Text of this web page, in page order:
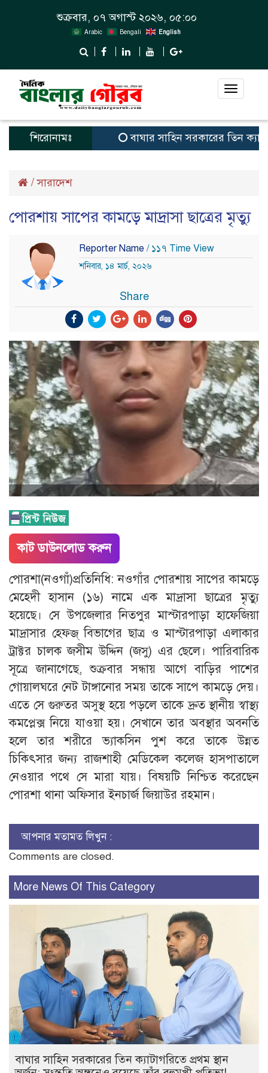
শুক্রবার, ০৭ অগাস্ট ২০২৬, ০৫:০০
Arabic Bengali English
Toggle
শিরোনামঃ বাঘার সাহিন সরকারের তিন
/সারাদেশ
পোরশায় সাপের কামড়ে মাদ্রাসা ছাত্রের মৃত্যু
Reporter Name / ১১৭ Time View
শনিবার, ১৪ মার্চ, ২০২৬
Share
কাট ডাউনলোড করুন
পোরশা(নওগাঁ)প্রতিনিধি: নওগাঁর পোরশায় সাপের কামড়ে
মেহেদী হাসান (১৬) নামে এক মাদ্রাসা ছাত্রের মৃত্যু
হয়েছে। সে উপজেলার নিতপুর মাস্টারপাড়া হাফেজিয়া
মাদ্রাসার হেফজ্ বিভাগের ছাত্র ও মাস্টারপাড়া এলাকার
ট্রাক্টর চালক জসীম উদ্দিন (জসু) এর ছেলে। পারিবারিক
সূত্রে জানাগেছে, শুক্রবার সন্ধায় আগে বাড়ির পাশের
গোয়ালঘরে নেট টাঙ্গানোর সময় তাকে সাপে কামড়ে দেয়।
এতে সে গুরুতর অসুস্থ হয়ে পড়লে তাকে দ্রুত স্থানীয় স্বাস্থ্য
কমপ্লেক্স নিয়ে যাওয়া হয়। সেখানে তার অবস্থার অবনতি
হলে তার শরীরে ভ্যাকসিন পুশ করে তাকে উন্নত
চিকিৎসার জন্য রাজশাহী মেডিকেল কলেজ হাসপাতালে
নেওয়ার পথে সে মারা যায়। বিষয়টি নিশ্চিত করেছেন
পোরশা থানা অফিসার ইনচার্জ জিয়াউর রহমান।
আপনার মতামত লিখুন :
Comments are closed.
More News Of This Category
বাঘার সাহিন সরকারের তিন ক্যাটাগরিতে প্রথম স্থান